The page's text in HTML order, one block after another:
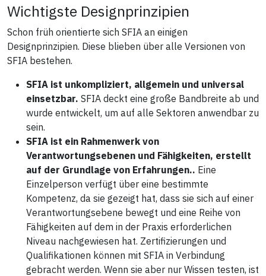
Wichtigste Designprinzipien
Schon früh orientierte sich SFIA an einigen
Designprinzipien. Diese blieben über alle Versionen von
SFIA bestehen.
SFIA ist unkompliziert, allgemein und universal
einsetzbar. SFIA deckt eine große Bandbreite ab und
wurde entwickelt, um auf alle Sektoren anwendbar zu
sein.
SFIA ist ein Rahmenwerk von
Verantwortungsebenen und Fähigkeiten, erstellt
auf der Grundlage von Erfahrungen.. Eine
Einzelperson verfügt über eine bestimmte
Kompetenz, da sie gezeigt hat, dass sie sich auf einer
Verantwortungsebene bewegt und eine Reihe von
Fähigkeiten auf dem in der Praxis erforderlichen
Niveau nachgewiesen hat. Zertifizierungen und
Qualifikationen können mit SFIA in Verbindung
gebracht werden. Wenn sie aber nur Wissen testen, ist